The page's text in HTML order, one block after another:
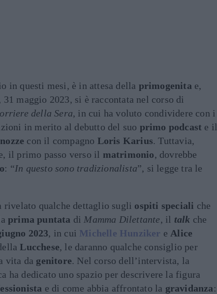
in questi mesi, è in attesa della primogenita e,
maggio 2023, si è raccontata nel corso di
della Sera, in cui ha voluto condividere con i
in merito al debutto del suo primo podcast e il
nozze con il compagno Loris Karius. Tuttavia,
il primo passo verso il matrimonio, dovrebbe
: “In questo sono tradizionalista”, si legge tra le
rivelato qualche dettaglio sugli ospiti speciali che
prima puntata di Mamma Dilettante, il talk che
2023, in cui Michelle Hunziker e Alice
Lucchese, le daranno qualche consiglio per
vita da genitore. Nel corso dell’intervista, la
ha dedicato uno spazio per descrivere la figura
e di come abbia affrontato la gravidanza: